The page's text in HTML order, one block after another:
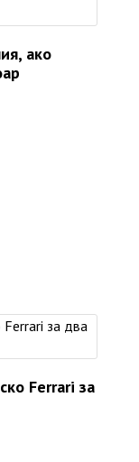
ако
Ferrari за